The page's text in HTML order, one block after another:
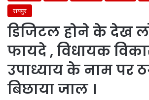
रायपुर
डिजिटल होने के देख
फायदे , विधायक
उपाध्याय के नाम पर
बिछाया जाल ।